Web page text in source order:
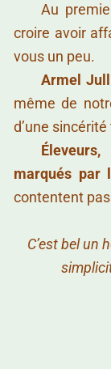
……..Au
croire avoir
vous un peu.
……..Armel
même de
d’une
marqués par
contentent
C’est bel un